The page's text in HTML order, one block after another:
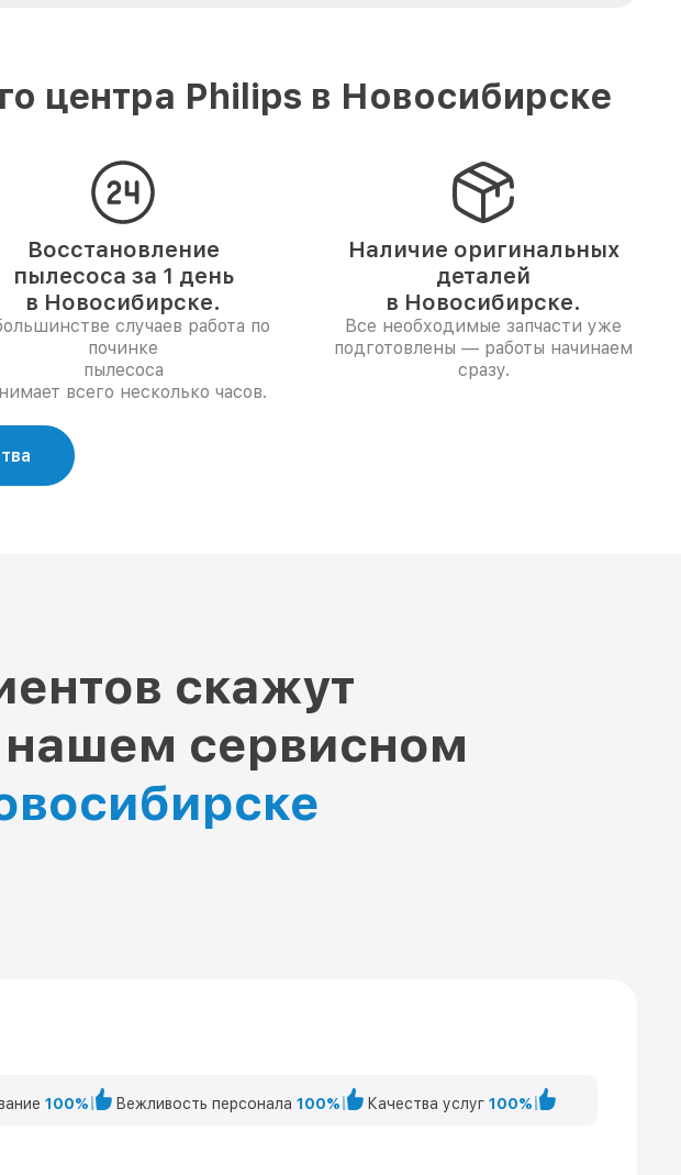
центра Philips в Новосибирске
Восстановление
пылесоса за 1 день
в Новосибирске.
случаев работа по
починке
пылесоса
всего несколько часов.
Наличие оригинальных
деталей
в Новосибирске.
Все необходимые запчасти уже
подготовлены — работы начинаем
сразу.
скажут
сервисном
100% Вежливость персонала 100% Качества услуг 100%